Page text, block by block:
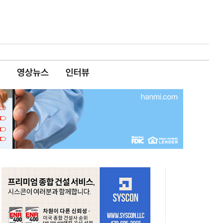
영상뉴스 인터뷰